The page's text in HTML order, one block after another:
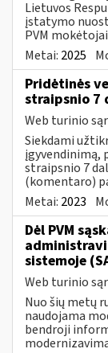
Lietuvos
įstatymo
PVM
Metai: 2025
Pridėtinės
straipsnio 7
Web turinio
Siekdami
įgyvendinimą,
straipsnio 7
(komentaro)
Metai: 2023
Dėl PVM
sistemoje
Web turinio
Nuo šių metų
naudojama
bendroji